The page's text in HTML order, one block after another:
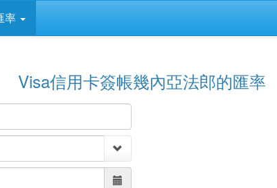
率
Visa信用卡簽帳幾內亞法郎的匯率